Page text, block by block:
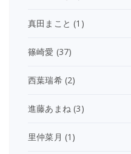
真田まこと (1)
篠崎愛 (37)
西葉瑞希(2)
進藤あまね (3)
里仲菜月 (1)